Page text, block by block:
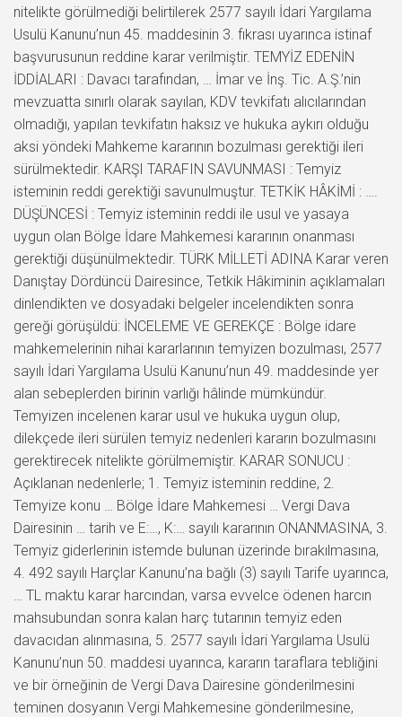
nitelikte görülmediği belirtilerek 2577 sayılı İdari Yargılama
Usulü Kanunu’nun 45. maddesinin 3. fıkrası uyarınca istinaf
başvurusunun reddine karar verilmiştir. TEMYİZ EDENİN
İDDİALARI : Davacı tarafından, … İmar ve İnş. Tic. A.Ş.’nin
mevzuatta sınırlı olarak sayılan, KDV tevkifatı alıcılarından
olmadığı, yapılan tevkifatın haksız ve hukuka aykırı olduğu
aksi yöndeki Mahkeme kararının bozulması gerektiği ileri
sürülmektedir. KARŞI TARAFIN SAVUNMASI : Temyiz
isteminin reddi gerektiği savunulmuştur. TETKİK HÂKİMİ : ….
DÜŞÜNCESİ : Temyiz isteminin reddi ile usul ve yasaya
uygun olan Bölge İdare Mahkemesi kararının onanması
gerektiği düşünülmektedir. TÜRK MİLLETİ ADINA Karar veren
Danıştay Dördüncü Dairesince, Tetkik Hâkiminin açıklamaları
dinlendikten ve dosyadaki belgeler incelendikten sonra
gereği görüşüldü: İNCELEME VE GEREKÇE : Bölge idare
mahkemelerinin nihai kararlarının temyizen bozulması, 2577
sayılı İdari Yargılama Usulü Kanunu’nun 49. maddesinde yer
alan sebeplerden birinin varlığı hâlinde mümkündür.
Temyizen incelenen karar usul ve hukuka uygun olup,
dilekçede ileri sürülen temyiz nedenleri kararın bozulmasını
gerektirecek nitelikte görülmemiştir. KARAR SONUCU :
Açıklanan nedenlerle; 1. Temyiz isteminin reddine, 2.
Temyize konu … Bölge İdare Mahkemesi … Vergi Dava
Dairesinin … tarih ve E:…, K:… sayılı kararının ONANMASINA, 3.
Temyiz giderlerinin istemde bulunan üzerinde bırakılmasına,
4. 492 sayılı Harçlar Kanunu’na bağlı (3) sayılı Tarife uyarınca,
… TL maktu karar harcından, varsa evvelce ödenen harcın
mahsubundan sonra kalan harç tutarının temyiz eden
davacıdan alınmasına, 5. 2577 sayılı İdari Yargılama Usulü
Kanunu’nun 50. maddesi uyarınca, kararın taraflara tebliğini
ve bir örneğinin de Vergi Dava Dairesine gönderilmesini
teminen dosyanın Vergi Mahkemesine gönderilmesine,